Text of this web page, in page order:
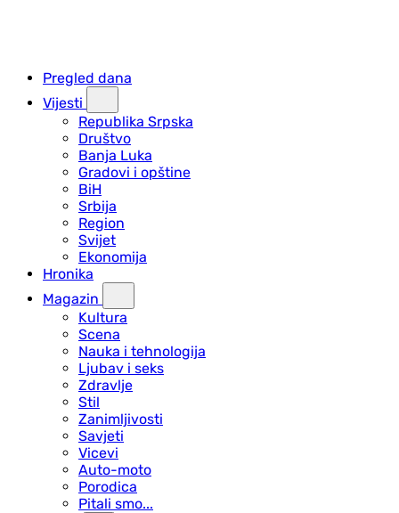
Pregled dana
Vijesti
Republika Srpska
Društvo
Banja Luka
Gradovi i opštine
BiH
Srbija
Region
Svijet
Ekonomija
Hronika
Magazin
Kultura
Scena
Nauka i tehnologija
Ljubav i seks
Zdravlje
Stil
Zanimljivosti
Savjeti
Vicevi
Auto-moto
Porodica
Pitali smo...